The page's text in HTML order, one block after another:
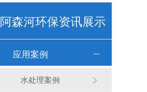
阿森河环保资讯展示
应用案例
水处理案例